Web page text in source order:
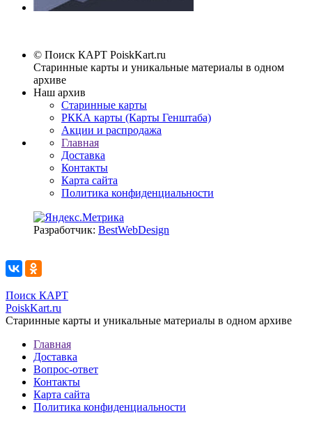
© Поиск КАРТ PoiskKart.ru
Старинные карты и уникальные материалы в одном
архиве
Наш архив
Старинные карты
РККА карты (Карты Генштаба)
Акции и распродажа
Главная
Доставка
Контакты
Карта сайта
Политика конфиденциальности
Разработчик: BestWebDesign
Поиск КАРТ
PoiskKart.ru
Старинные карты и уникальные материалы в одном архиве
Главная
Доставка
Вопрос-ответ
Контакты
Карта сайта
Политика конфиденциальности